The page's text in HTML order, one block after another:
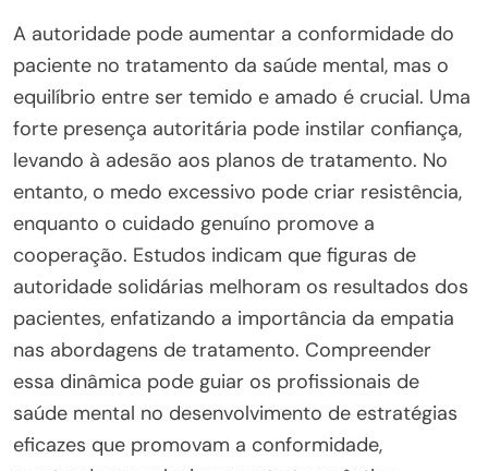
A autoridade pode aumentar a conformidade do
paciente no tratamento da saúde mental, mas o
equilíbrio entre ser temido e amado é crucial. Uma
forte presença autoritária pode instilar confiança,
levando à adesão aos planos de tratamento. No
entanto, o medo excessivo pode criar resistência,
enquanto o cuidado genuíno promove a
cooperação. Estudos indicam que figuras de
autoridade solidárias melhoram os resultados dos
pacientes, enfatizando a importância da empatia
nas abordagens de tratamento. Compreender
essa dinâmica pode guiar os profissionais de
saúde mental no desenvolvimento de estratégias
eficazes que promovam a conformidade,